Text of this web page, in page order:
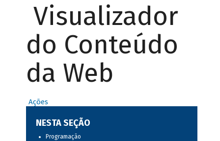
Visualizador
do Conteúdo
da Web
Ações
NESTA SEÇÃO
Programação